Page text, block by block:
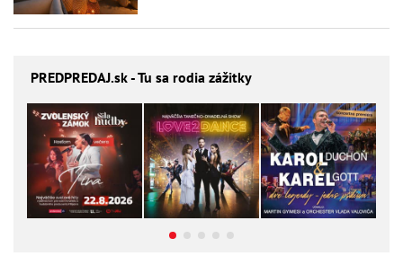
PREDPREDAJ.sk - Tu sa rodia zážitky